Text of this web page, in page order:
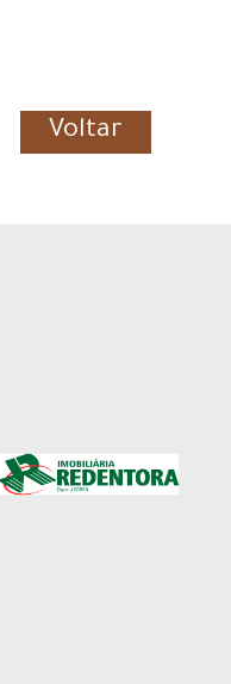
Voltar